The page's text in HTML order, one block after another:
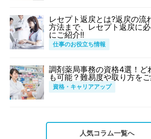
レセプト返戻とは?返戻の流
方法まで、レセプト返戻に
にご紹介!!
仕事のお役立ち情報
調剤薬局事務の資格4選！ど
も可能？難易度や取り方を
資格・キャリアアップ
人気コラム一覧へ